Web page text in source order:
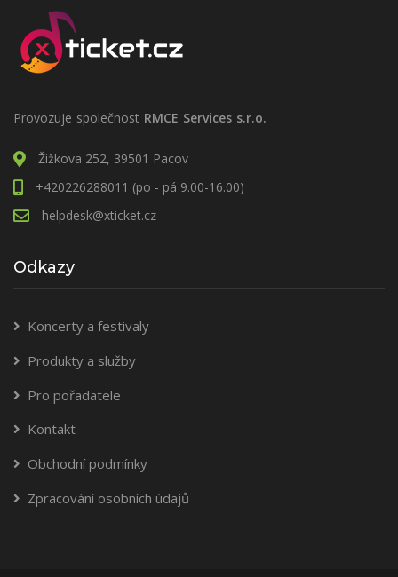
Provozuje společnost RMCE Services s.r.o.
Žižkova 252, 39501 Pacov
+420226288011 (po - pá 9.00-16.00)
helpdesk@xticket.cz
Odkazy
Koncerty a festivaly
Produkty a služby
Pro pořadatele
Kontakt
Obchodní podmínky
Zpracování osobních údajů